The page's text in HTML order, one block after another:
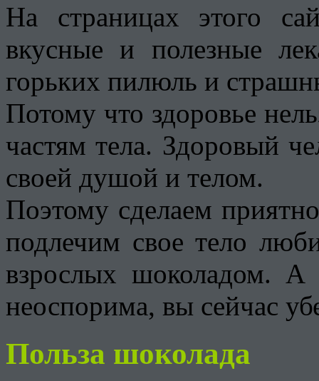
На страницах этого
вкусные и полезные
горьких пилюль и
Потому что здоровье
частям тела. Здоровый
своей душой и телом.
Поэтому сделаем
подлечим свое тело
взрослых шоколадом.
неоспорима, вы сейчас
Польза шоколада